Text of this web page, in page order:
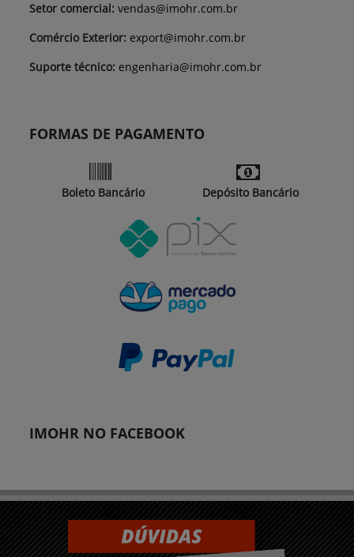
Setor comercial: vendas@imohr.com.br
Comércio Exterior: export@imohr.com.br
Suporte técnico: engenharia@imohr.com.br
FORMAS DE PAGAMENTO
Boleto Bancário Depósito Bancário
IMOHR NO FACEBOOK